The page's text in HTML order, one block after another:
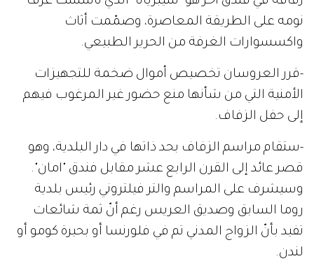
نومه على الطريقة المعاصرة، وصمّمت أثاث
واكسسوارات الغرفة من الحرير الطبيعي.
-قرر العروسان تخصيص أموال ضخمة للتجهيزات
الأمنية التي من شأنها منع حضور غير المرغوب فيهم
إلى حفل الزفاف.
-ستقام مراسم الزفاف بحد ذاتها في دار البلدية، وهو
قصر عائد إلى القرن الرابع عشر مقابل فندق "امان".
وسيشرف على المراسم والتر فيلتروني رئيس بلدية
روما السابق وصديق العريس رغم أنّ ثمة شائعات
تفيد بأنّ الزواج المدني تم في فلورنسا أو بحيرة كومو أو
لندن.